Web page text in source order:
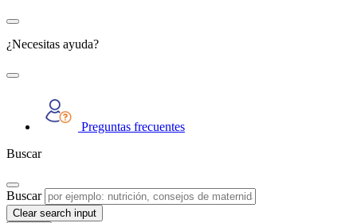
¿Necesitas ayuda?
Preguntas frecuentes
Buscar
Buscar
Clear search input